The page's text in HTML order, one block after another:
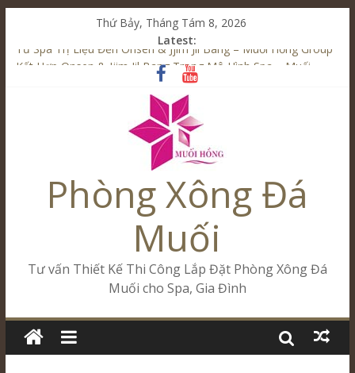
Thứ Bảy, Tháng Tám 8, 2026
Latest:
Từ Spa Trị Liệu Đến Onsen & Jjim Jil Bang – Muối Hồng Group
Kết Hợp Onsen & Jjim Jil Bang Trong Mô Hình Spa – Muối
Cham Riverside Onsen & Jjim Jil Bang Đà Nẵng Muối Hồng
Spa Jjim Jil Bang Kết Hợp Onsen – Kinh Doanh Chuẩn Sao –
Tăng Doanh Số Kinh Doanh Lắp Đặt Onsen & Jjim Jil Bang –
Muối Hồng Group
Phòng Xông Đá
Muối
Tư vấn Thiết Kế Thi Công Lắp Đặt Phòng Xông Đá
Muối cho Spa, Gia Đình